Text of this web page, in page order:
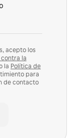
acepto los
la
la Política de
para
de contacto